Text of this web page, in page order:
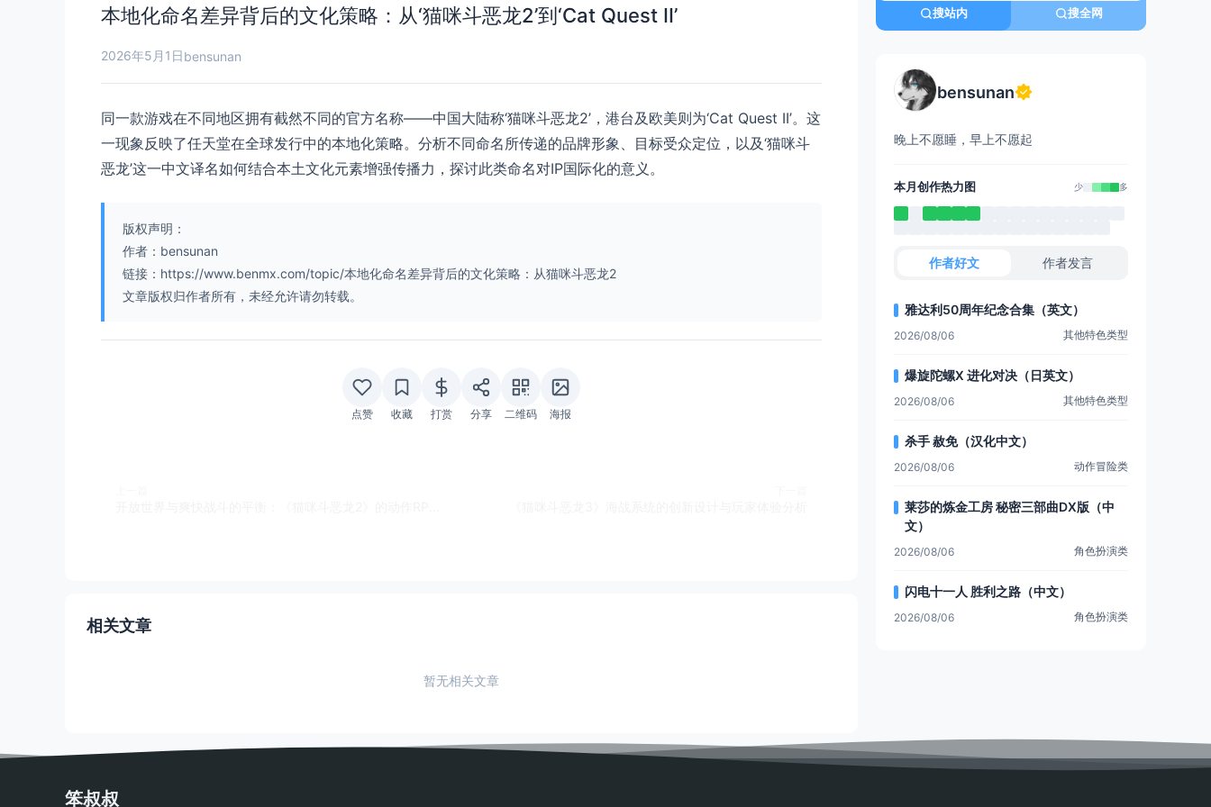
本地化命名差异背后的文化策略：从‘猫咪斗恶龙2’到‘Cat Quest II’
2026年5月1日bensunan
同一款游戏在不同地区拥有截然不同的官方名称——中国大陆称‘猫咪斗恶龙2’，港台及欧美则为‘Cat Quest II’。这
一现象反映了任天堂在全球发行中的本地化策略。分析不同命名所传递的品牌形象、目标受众定位，以及‘猫咪斗
恶龙’这一中文译名如何结合本土文化元素增强传播力，探讨此类命名对IP国际化的意义。
版权声明：
作者：bensunan
链接：https://www.benmx.com/topic/本地化命名差异背后的文化策略：从猫咪斗恶龙2
文章版权归作者所有，未经允许请勿转载。
点赞 收藏 打赏 分享 二维码 海报
相关文章
暂无相关文章
搜站内 搜全网
bensunan
晚上不愿睡，早上不愿起
本月创作热力图 少 多
作者好文 作者发言
雅达利50周年纪念合集（英文）
2026/08/06 其他特色类型
爆旋陀螺X 进化对决（日英文）
2026/08/06 其他特色类型
杀手 赦免（汉化中文）
2026/08/06 动作冒险类
莱莎的炼金工房 秘密三部曲DX版（中
文）
2026/08/06 角色扮演类
闪电十一人 胜利之路（中文）
2026/08/06 角色扮演类
笨叔叔